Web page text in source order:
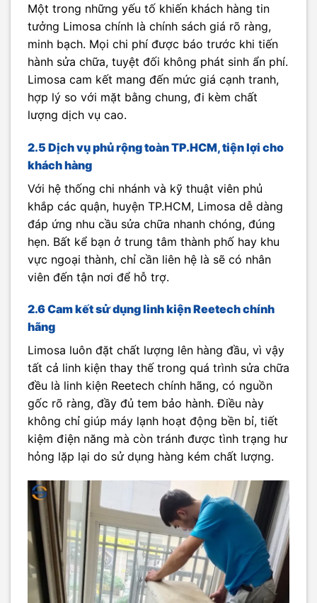
Một trong những yếu tố khiến khách hàng tin
tưởng Limosa chính là chính sách giá rõ ràng,
minh bạch. Mọi chi phí được báo trước khi tiến
hành sửa chữa, tuyệt đối không phát sinh ẩn phí.
Limosa cam kết mang đến mức giá cạnh tranh,
hợp lý so với mặt bằng chung, đi kèm chất
lượng dịch vụ cao.
2.5 Dịch vụ phủ rộng toàn TP.HCM, tiện lợi cho
khách hàng
Với hệ thống chi nhánh và kỹ thuật viên phủ
khắp các quận, huyện TP.HCM, Limosa dễ dàng
đáp ứng nhu cầu sửa chữa nhanh chóng, đúng
hẹn. Bất kể bạn ở trung tâm thành phố hay khu
vực ngoại thành, chỉ cần liên hệ là sẽ có nhân
viên đến tận nơi để hỗ trợ.
2.6 Cam kết sử dụng linh kiện Reetech chính
hãng
Limosa luôn đặt chất lượng lên hàng đầu, vì vậy
tất cả linh kiện thay thế trong quá trình sửa chữa
đều là linh kiện Reetech chính hãng, có nguồn
gốc rõ ràng, đầy đủ tem bảo hành. Điều này
không chỉ giúp máy lạnh hoạt động bền bỉ, tiết
kiệm điện năng mà còn tránh được tình trạng hư
hỏng lặp lại do sử dụng hàng kém chất lượng.